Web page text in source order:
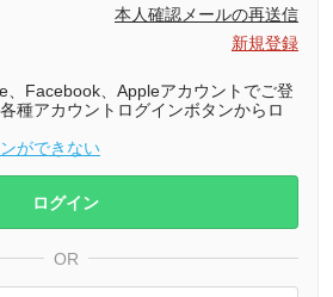
本人確認メールの再送信
新規登録
Facebook、Appleアカウントでご登
種アカウントログインボタンからロ
ができない
ログイン
OR